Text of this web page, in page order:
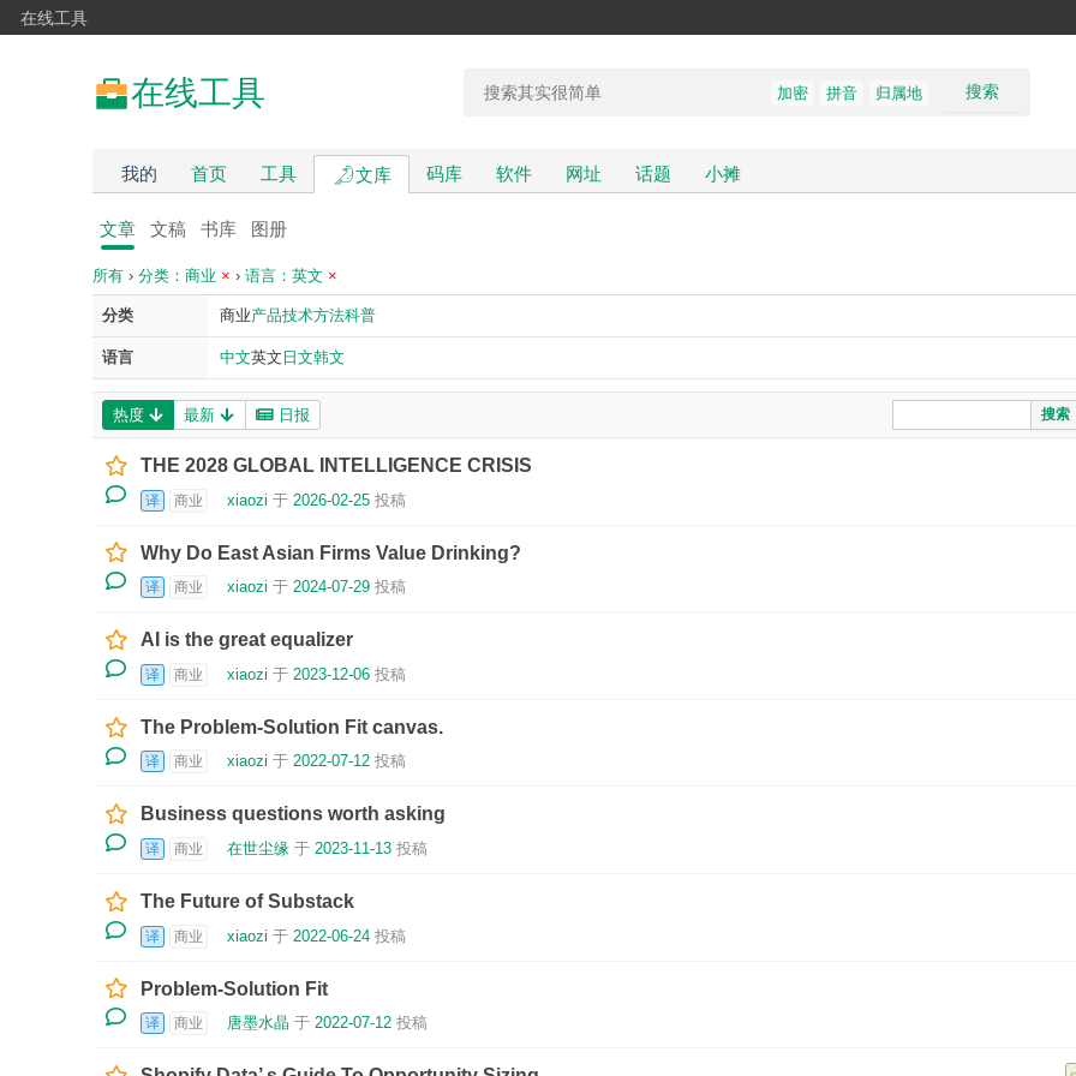
在线工具
在线工具 搜索
加密 拼音 归属地
我的 首页 工具 文库 码库 软件 网址 话题 小摊
文章 文稿 书库 图册
所有 › 分类：商业 × › 语言：英文 ×
分类 商业产品技术方法科普
语言 中文英文 日文韩文
热度 最新 日报 搜索
THE 2028 GLOBAL INTELLIGENCE CRISIS
译 商业 xiaozi 于 2026-02-25 投稿
Why Do East Asian Firms Value Drinking?
译 商业 xiaozi 于 2024-07-29 投稿
AI is the great equalizer
译 商业 xiaozi 于 2023-12-06 投稿
The Problem-Solution Fit canvas.
译 商业 xiaozi 于 2022-07-12 投稿
Business questions worth asking
译 商业 在世尘缘 于 2023-11-13 投稿
The Future of Substack
译 商业 xiaozi 于 2022-06-24 投稿
Problem-Solution Fit
译 商业 唐墨水晶 于 2022-07-12 投稿